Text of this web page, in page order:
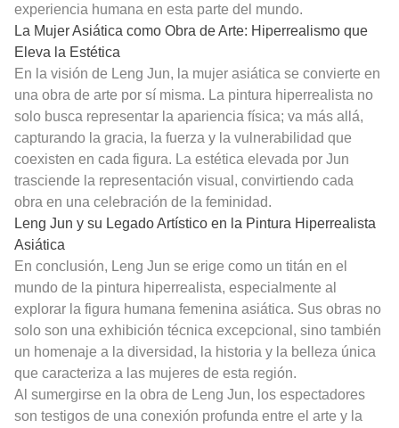
experiencia humana en esta parte del mundo.
La Mujer Asiática como Obra de Arte: Hiperrealismo que
Eleva la Estética
En la visión de Leng Jun, la mujer asiática se convierte en
una obra de arte por sí misma. La pintura hiperrealista no
solo busca representar la apariencia física; va más allá,
capturando la gracia, la fuerza y la vulnerabilidad que
coexisten en cada figura. La estética elevada por Jun
trasciende la representación visual, convirtiendo cada
obra en una celebración de la feminidad.
Leng Jun y su Legado Artístico en la Pintura Hiperrealista
Asiática
En conclusión, Leng Jun se erige como un titán en el
mundo de la pintura hiperrealista, especialmente al
explorar la figura humana femenina asiática. Sus obras no
solo son una exhibición técnica excepcional, sino también
un homenaje a la diversidad, la historia y la belleza única
que caracteriza a las mujeres de esta región.
Al sumergirse en la obra de Leng Jun, los espectadores
son testigos de una conexión profunda entre el arte y la